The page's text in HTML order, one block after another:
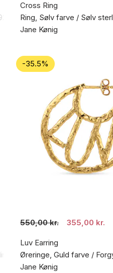
Cross Ring
Ring, Sølv farve / Sølv
Jane Kønig
925
-35.5%
550,00 kr. 355,00 kr.
Luv Earring
Øreringe, Guld farve /
Jane Kønig